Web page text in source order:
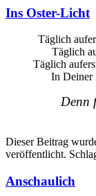
Ins Oster-Licht
Täglich
Täglich
Täglich
In Deiner
Denn
Dieser Beitrag
veröffentlicht.
Anschaulich